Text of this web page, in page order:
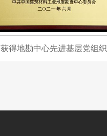
获得地勘中心先进基层党组织